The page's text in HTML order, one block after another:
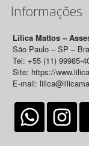
Informações
Lilica Mattos –
São Paulo – SP –
Tel: +55 (11) 99985-
Site: https://
E-mail: